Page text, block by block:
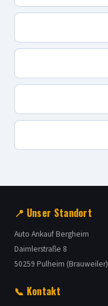
📍 Unser Standort
Auto Ankauf Bergheim
Daimlerstraße 8
50259 Pulheim (Brauweiler)
📞 Kontakt